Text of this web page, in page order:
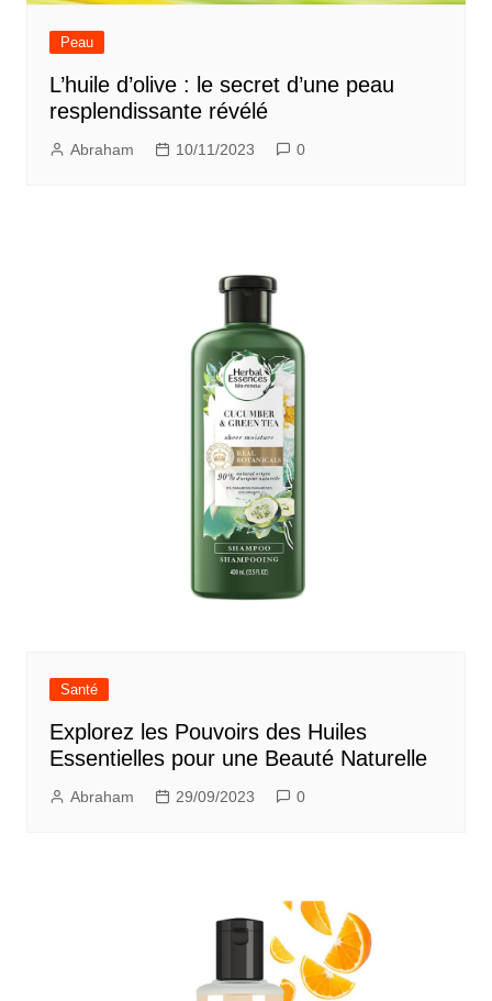
Peau
L’huile d’olive : le secret d’une peau
resplendissante révélé
Abraham 10/11/2023 0
Santé
Explorez les Pouvoirs des Huiles
Essentielles pour une Beauté Naturelle
Abraham 29/09/2023 0